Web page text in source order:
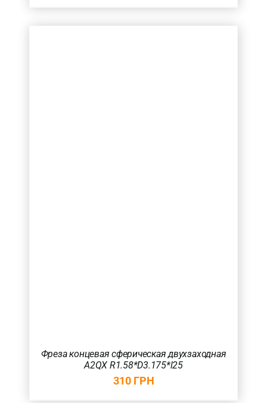
Фреза концевая сферическая двухзаходная
A2QX R1.58*D3.175*l25
310 ГРН